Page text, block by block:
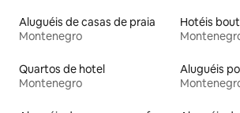
Aluguéis de casas de praia
Montenegro
Hotéis
Quartos de hotel
Montenegro